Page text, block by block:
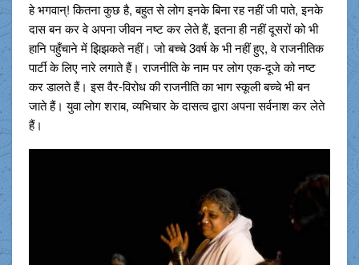
हे भगवान्! कितना कुछ है, बहुत से लोग इनके बिना रह नहीं जी पाते, इनके
दास बन कर वे अपना जीवन नष्ट कर लेते हैं, इतना ही नहीं दूसरों को भी
हानि पहुँचाने में झिझकते नहीं। जो बच्चे 3वर्ष के भी नहीं हुए, वे राजनीतिक
पार्टी के लिए नारे लगाते हैं। राजनीति के नाम पर लोग एक-दूजे को नष्ट
कर डालते हैं। इस वैर-विरोध की राजनीति का भाग स्कूली बच्चे भी बन
जाते हैं। युवा लोग शराब, व्यभिचार के दासत्व द्वारा अपना सर्वनाश कर लेते
हैं।